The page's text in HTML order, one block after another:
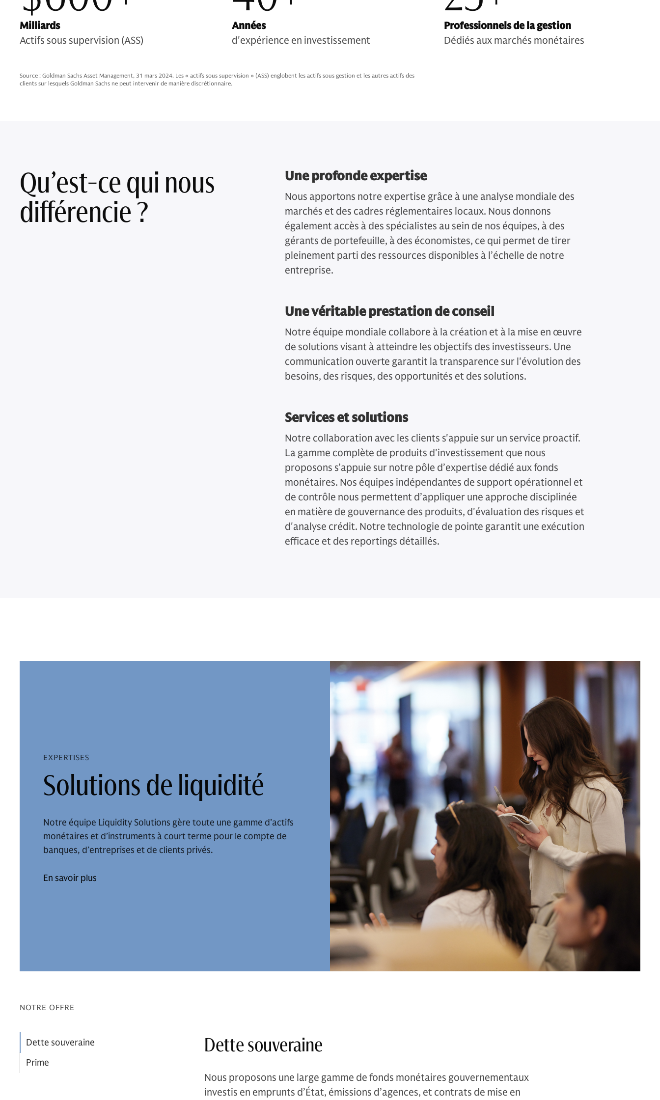
Milliards
Actifs sous supervision (ASS)
Années
d'expérience en investissement
Professionnels de la gestion
Dédiés aux marchés monétaires
Source : Goldman Sachs Asset Management, 31 mars 2024. Les « actifs sous supervision » (ASS) englobent les actifs sous gestion et les autres actifs des
clients sur lesquels Goldman Sachs ne peut intervenir de manière discrétionnaire.
Qu’est-ce qui nous
différencie ?
Une profonde expertise
Nous apportons notre expertise grâce à une analyse mondiale des
marchés et des cadres réglementaires locaux. Nous donnons
également accès à des spécialistes au sein de nos équipes, à des
gérants de portefeuille, à des économistes, ce qui permet de tirer
pleinement parti des ressources disponibles à l’échelle de notre
entreprise.
Une véritable prestation de conseil
Notre équipe mondiale collabore à la création et à la mise en œuvre
de solutions visant à atteindre les objectifs des investisseurs. Une
communication ouverte garantit la transparence sur l'évolution des
besoins, des risques, des opportunités et des solutions.
Services et solutions
Notre collaboration avec les clients s'appuie sur un service proactif.
La gamme complète de produits d'investissement que nous
proposons s’appuie sur notre pôle d’expertise dédié aux fonds
monétaires. Nos équipes indépendantes de support opérationnel et
de contrôle nous permettent d’appliquer une approche disciplinée
en matière de gouvernance des produits, d'évaluation des risques et
d'analyse crédit. Notre technologie de pointe garantit une exécution
efficace et des reportings détaillés.
EXPERTISES
Solutions de liquidité
Notre équipe Liquidity Solutions gère toute une gamme d’actifs
monétaires et d’instruments à court terme pour le compte de
banques, d’entreprises et de clients privés.
En savoir plus
NOTRE OFFRE
Dette souveraine
Prime
Dette souveraine
Nous proposons une large gamme de fonds monétaires gouvernementaux
investis en emprunts d’État, émissions d’agences, et contrats de mise en